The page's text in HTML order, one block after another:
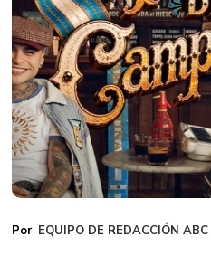
EQUIPO DE REDACCIÓN ABC